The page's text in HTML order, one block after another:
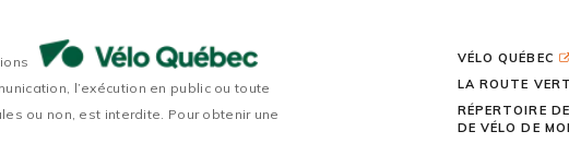
l’exécution en public ou toute
ou non, est interdite. Pour obtenir une
VÉLO QUÉBEC
LA ROUTE
RÉPERTOIRE
DE VÉLO DE